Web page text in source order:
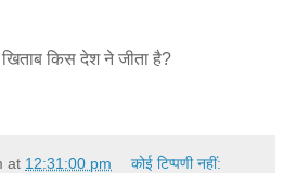
किस देश ने जीता है?
at 12:31:00 pm कोई टिप्पणी नहीं: